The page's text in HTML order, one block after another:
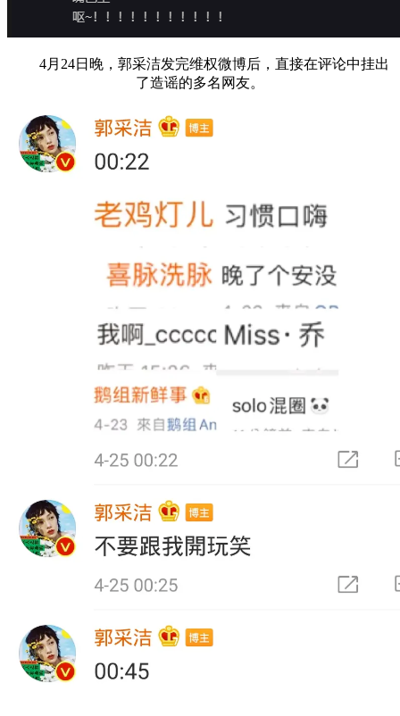
4月24日晚，郭采洁发完维权微博后，直接在评论中挂出
了造谣的多名网友。